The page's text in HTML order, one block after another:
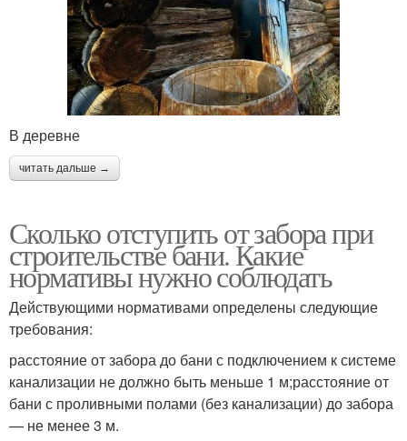
В деревне
читать дальше →
Сколько отступить от забора при
строительстве бани. Какие
нормативы нужно соблюдать
Действующими нормативами определены следующие
требования:
расстояние от забора до бани с подключением к системе
канализации не должно быть меньше 1 м;расстояние от
бани с проливными полами (без канализации) до забора
— не менее 3 м.